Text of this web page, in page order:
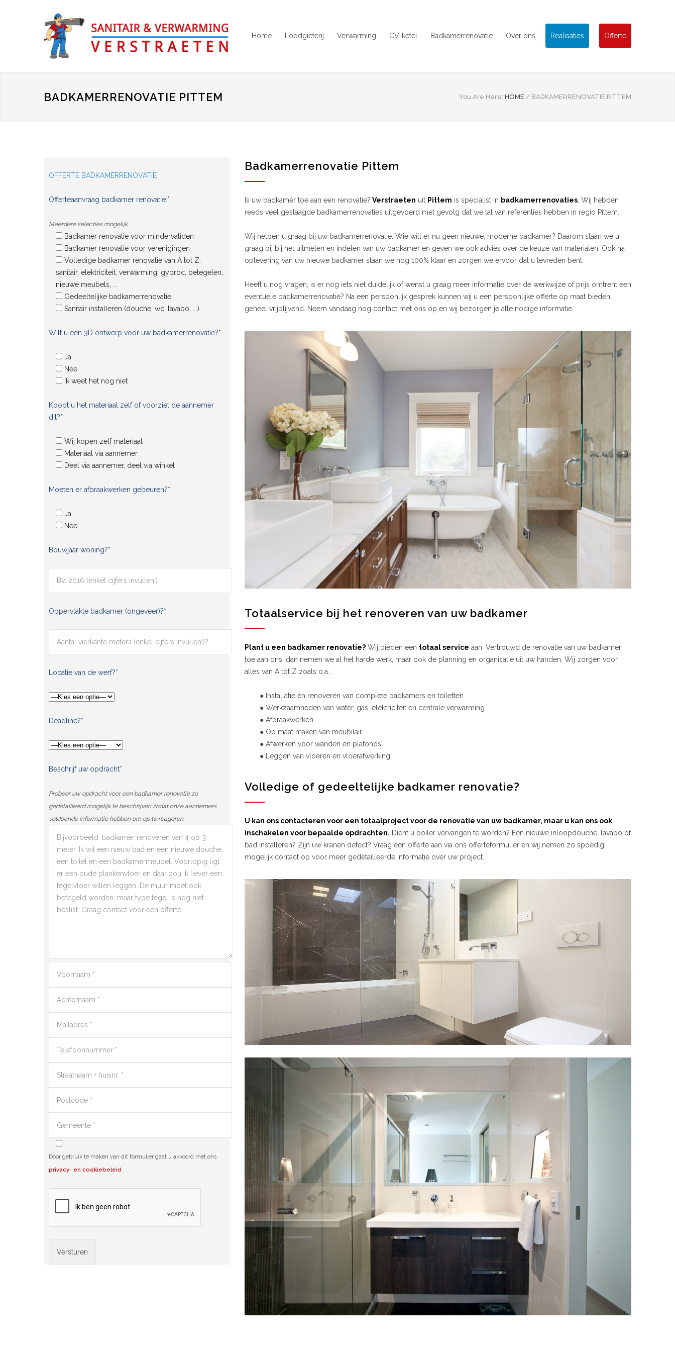
Home Loodgieterij Verwarming CV-ketel Badkamerrenovatie Over ons Realisaties Offerte
BADKAMERRENOVATIE PITTEM You Are Here: HOME / BADKAMERRENOVATIE PITTEM
OFFERTE BADKAMERRENOVATIE
Offerteaanvraag badkamer renovatie:*
Meerdere selecties mogelijk.
Badkamer renovatie voor mindervaliden
Badkamer renovatie voor verenigingen
Volledige badkamer renovatie van A tot Z:
sanitair, elektriciteit, verwarming, gyproc, betegelen,
nieuwe meubels, ...
Gedeeltelijke badkamerrenovatie
Sanitair installeren (douche, wc, lavabo, ...)
Wilt u een 3D ontwerp voor uw badkamerrenovatie?*
Ja
Nee
Ik weet het nog niet
Koopt u het materiaal zelf of voorziet de aannemer
dit?*
Wij kopen zelf materiaal
Materiaal via aannemer
Deel via aannemer, deel via winkel
Moeten er afbraakwerken gebeuren?*
Ja
Nee
Bouwjaar woning?*
Oppervlakte badkamer (ongeveer)?*
Locatie van de werf?*
Deadline?*
Beschrijf uw opdracht*
Probeer uw opdracht voor een badkamer renovatie zo
gedetailleerd mogelijk te beschrijven zodat onze aannemers
voldoende informatie hebben om op te reageren.
Door gebruik te maken van dit formulier gaat u akkoord met ons
privacy- en cookiebeleid.
Badkamerrenovatie Pittem
Is uw badkamer toe aan een renovatie? Verstraeten uit Pittem is specialist in badkamerrenovaties . Wij hebben
reeds veel geslaagde badkamerrenovaties uitgevoerd met gevolg dat we tal van referenties hebben in regio Pittem.
Wij helpen u graag bij uw badkamerrenovatie. Wie wilt er nu geen nieuwe, moderne badkamer? Daarom staan we u
graag bij bij het uitmeten en indelen van uw badkamer en geven we ook advies over de keuze van materialen. Ook na
oplevering van uw nieuwe badkamer staan we nog 100% klaar en zorgen we ervoor dat u tevreden bent.
Heeft u nog vragen, is er nog iets niet duidelijk of wenst u graag meer informatie over de werkwijze of prijs omtrent een
eventuele badkamerrenovatie? Na een persoonlijk gesprek kunnen wij u een persoonlijke offerte op maat bieden,
geheel vrijblijvend. Neem vandaag nog contact met ons op en wij bezorgen je alle nodige informatie.
Totaalservice bij het renoveren van uw badkamer
Plant u een badkamer renovatie? Wij bieden een totaal service aan. Vertrouwd de renovatie van uw badkamer
toe aan ons, dan nemen we al het harde werk, maar ook de planning en organisatie uit uw handen. Wij zorgen voor
alles van A tot Z zoals o.a.:
● Installatie én renoveren van complete badkamers en toiletten
● Werkzaamheden van water, gas, elektriciteit en centrale verwarming
● Afbraakwerken
● Op maat maken van meubilair
● Afwerken voor wanden en plafonds
● Leggen van vloeren en vloerafwerking
Volledige of gedeeltelijke badkamer renovatie?
U kan ons contacteren voor een totaalproject voor de renovatie van uw badkamer, maar u kan ons ook
inschakelen voor bepaalde opdrachten. Dient u boiler vervangen te worden? Een nieuwe inloopdouche, lavabo of
bad installeren? Zijn uw kranen defect? Vraag een offerte aan via ons offerteformulier en wij nemen zo spoedig
mogelijk contact op voor meer gedetailleerde informatie over uw project.